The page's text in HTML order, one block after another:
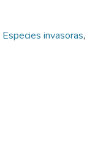
Especies invasoras,